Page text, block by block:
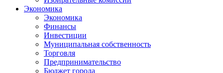
Экономика
Экономика
Финансы
Инвестиции
Муниципальная собственность
Торговля
Предпринимательство
Бюджет города